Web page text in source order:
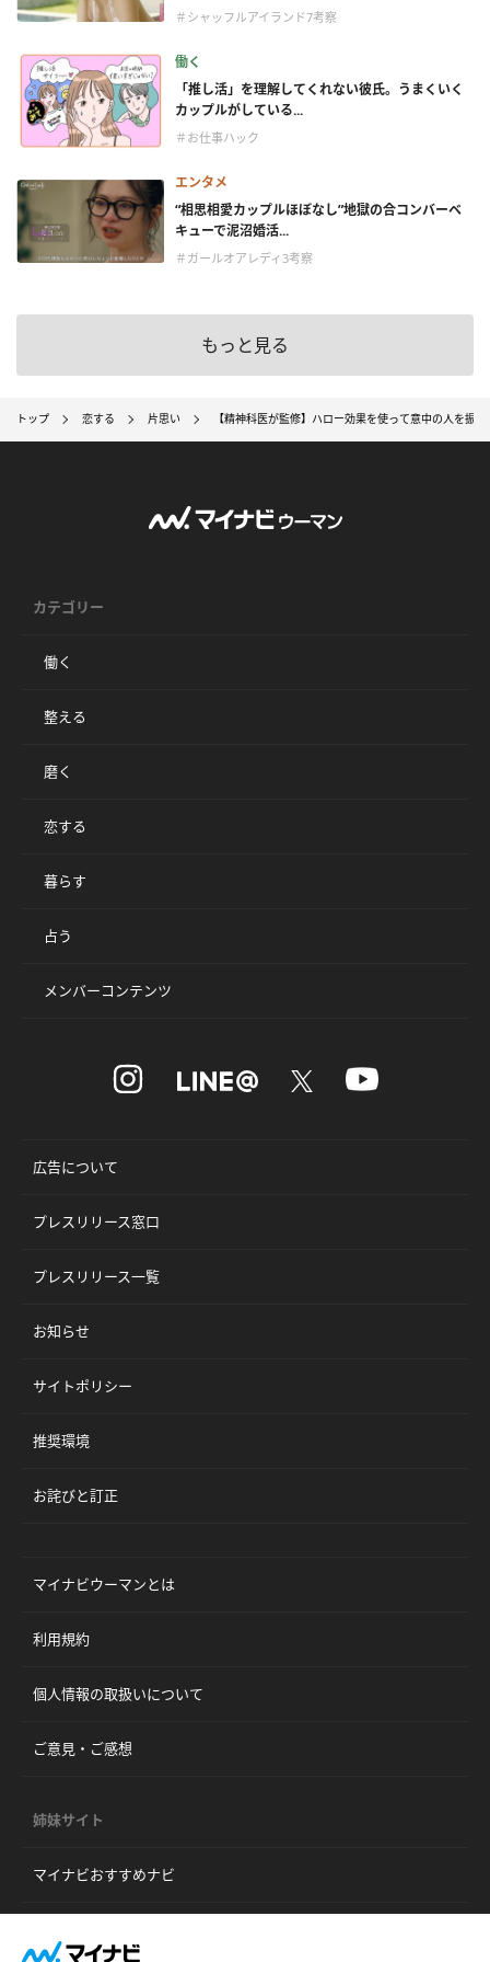
＃シャッフルアイランド7考察
働く
「推し活」を理解してくれない彼氏。うまくいく
カップルがしている...
＃お仕事ハック
エンタメ
“相思相愛カップルほぼなし”地獄の合コンバーベ
キューで泥沼婚活...
＃ガールオアレディ3考察
もっと見る
トップ 恋する 片思い 【精神科医が監修】ハロー効果を使って意中の人を振
カテゴリー
働く
整える
磨く
恋する
暮らす
占う
メンバーコンテンツ
広告について
プレスリリース窓口
プレスリリース一覧
お知らせ
サイトポリシー
推奨環境
お詫びと訂正
マイナビウーマンとは
利用規約
個人情報の取扱いについて
ご意見・ご感想
姉妹サイト
マイナビおすすめナビ